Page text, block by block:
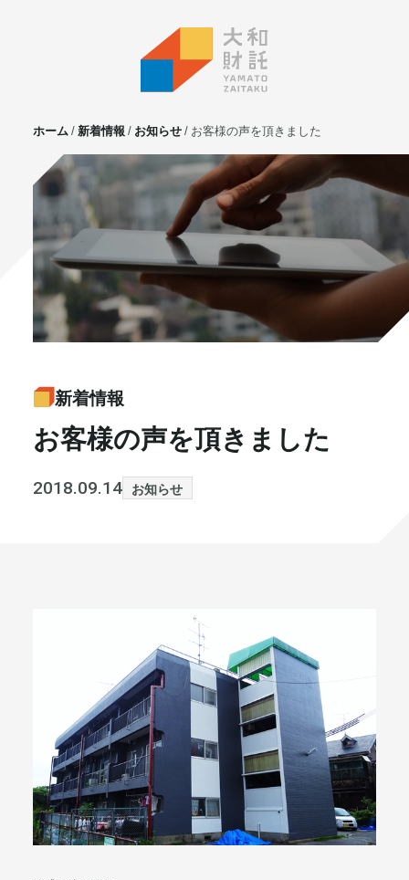
サービス
不動産投資
⼟地活⽤
マンション管理
賃貸管理
実需用戸建・マンション
ホテル事業
お客様の声
書籍・メディア
セミナー
代表メッセージ
お知らせ
まずは無料で相談
メールマガジン
ホーム 新着情報 お知らせ お客様の声を頂きました
新着情報
お客様の声を頂きました
2018.09.14 お知らせ